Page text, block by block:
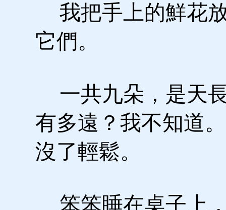
我把手上的鮮花
它們。
一共九朵，是天
有多遠？我不知道
沒了輕鬆。
笨笨睡在桌子上